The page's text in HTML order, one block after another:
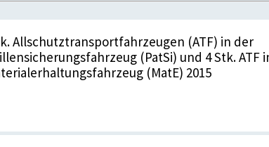
für Soldatinnen und
erhöht.
ist ua. mit dem
Infanteriekompanien sichergestellt.
Allschutztransportfahrzeugen (ATF) in der
(PatSi) und 4 Stk. ATF
(MatE) 2015